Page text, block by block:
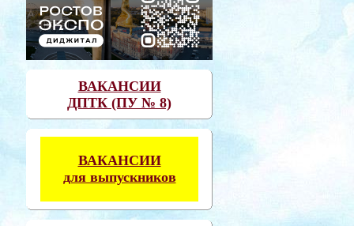
ВАКАНСИИ
ДПТК (ПУ № 8)
ВАКАНСИИ
для выпускников